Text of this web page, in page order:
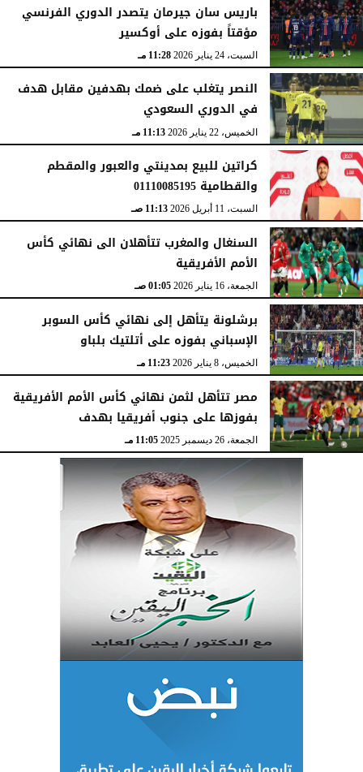
باريس سان جيرمان يتصدر الدوري الفرنسي
مؤقتاً بفوزه على أوكسير
السبت، 24 يناير 2026 11:28 مـ
النصر يتغلب على ضمك بهدفين مقابل هدف
في الدوري السعودي
الخميس، 22 يناير 2026 11:13 مـ
كراتين للبيع بمدينتي والعبور والمقطم
والقطامية 01110085195
السبت، 11 أبريل 2026 11:13 صـ
السنغال والمغرب تتأهلان الى نهائي كأس
الأمم الأفريقية
الجمعة، 16 يناير 2026 01:05 صـ
برشلونة يتأهل إلى نهائي كأس السوبر
الإسباني بفوزه على أتلتيك بلباو
الخميس، 8 يناير 2026 11:23 مـ
مصر تتأهل لثمن نهائي كأس الأمم الأفريقية
بفوزها على جنوب أفريقيا بهدف
الجمعة، 26 ديسمبر 2025 11:05 مـ